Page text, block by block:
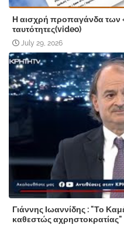
Η αισχρή προπαγάνδα των
ταυτότητες(video)
July 29, 2026
Γιάννης Ιωαννίδης : "Το
καθεστώς αχρηστοκρατίας"